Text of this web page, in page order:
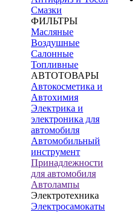
Смазки
ФИЛЬТРЫ
Масляные
Воздушные
Салонные
Топливные
АВТОТОВАРЫ
Автокосметика и
Автохимия
Электрика и
электроника для
автомобиля
Автомобильный
инструмент
Принадлежности
для автомобиля
Автолампы
Электротехника
Электросамокаты